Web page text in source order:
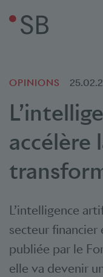
OPINIONS
accélère
L’intelligence
secteur
publiée par le
elle va devenir